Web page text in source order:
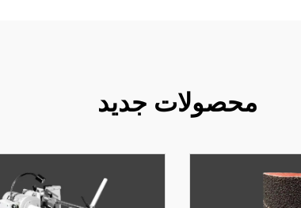
محصولات جدید